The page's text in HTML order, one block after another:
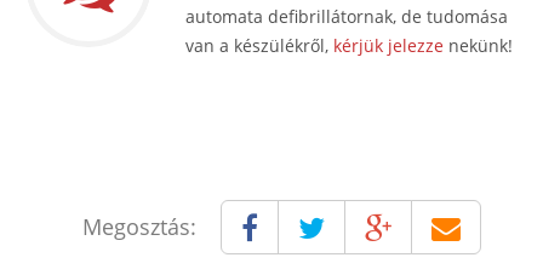
automata defibrillátornak, de tudomása
van a készülékről, kérjük jelezze nekünk!
Megosztás: